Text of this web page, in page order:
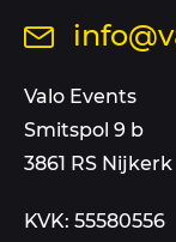
Stuur
mail
aan
Valo Events
Smitspol 9 b
3861 RS Nijkerk
KVK: 55580556